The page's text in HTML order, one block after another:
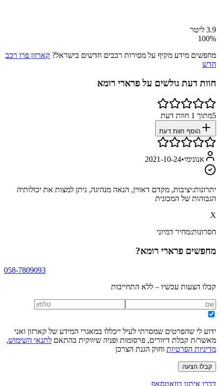
3.9 ליטר
100%
מחפשים מידע מקיף על מסירות רכבים חדשים בישראל? קארזון פרו רכב
חדש
חוות דעת גולשים עלפרארי רומא
5מתוך 1 חוות דעת
הוסף חוות דעת
אנונימי•
2021-10-24
יתרונות:יציבות, מקדם דאווין, הנאה מנהיגה, ניתן למצות את יכולותיה
הגבוהות של המכונית
X
חסרונות:מחיר דמיוני
מחפשים פרארי רומא?
058-7809093
קבלו הצעות עכשיו – ללא התחייבות
ידוע לי שהפרטים שמסרתי לעיל ייכללו במאגרי המידע של קארזון ואני
מאשר/ת קבלת דיוורים, פרסומות ופניה שיווקית בהתאם לתנאי השימוש,
מדיניות הפרטיות וחוק הגנת הצרכן
קבלו הצעה
דברו איתנו בוואטסאפ